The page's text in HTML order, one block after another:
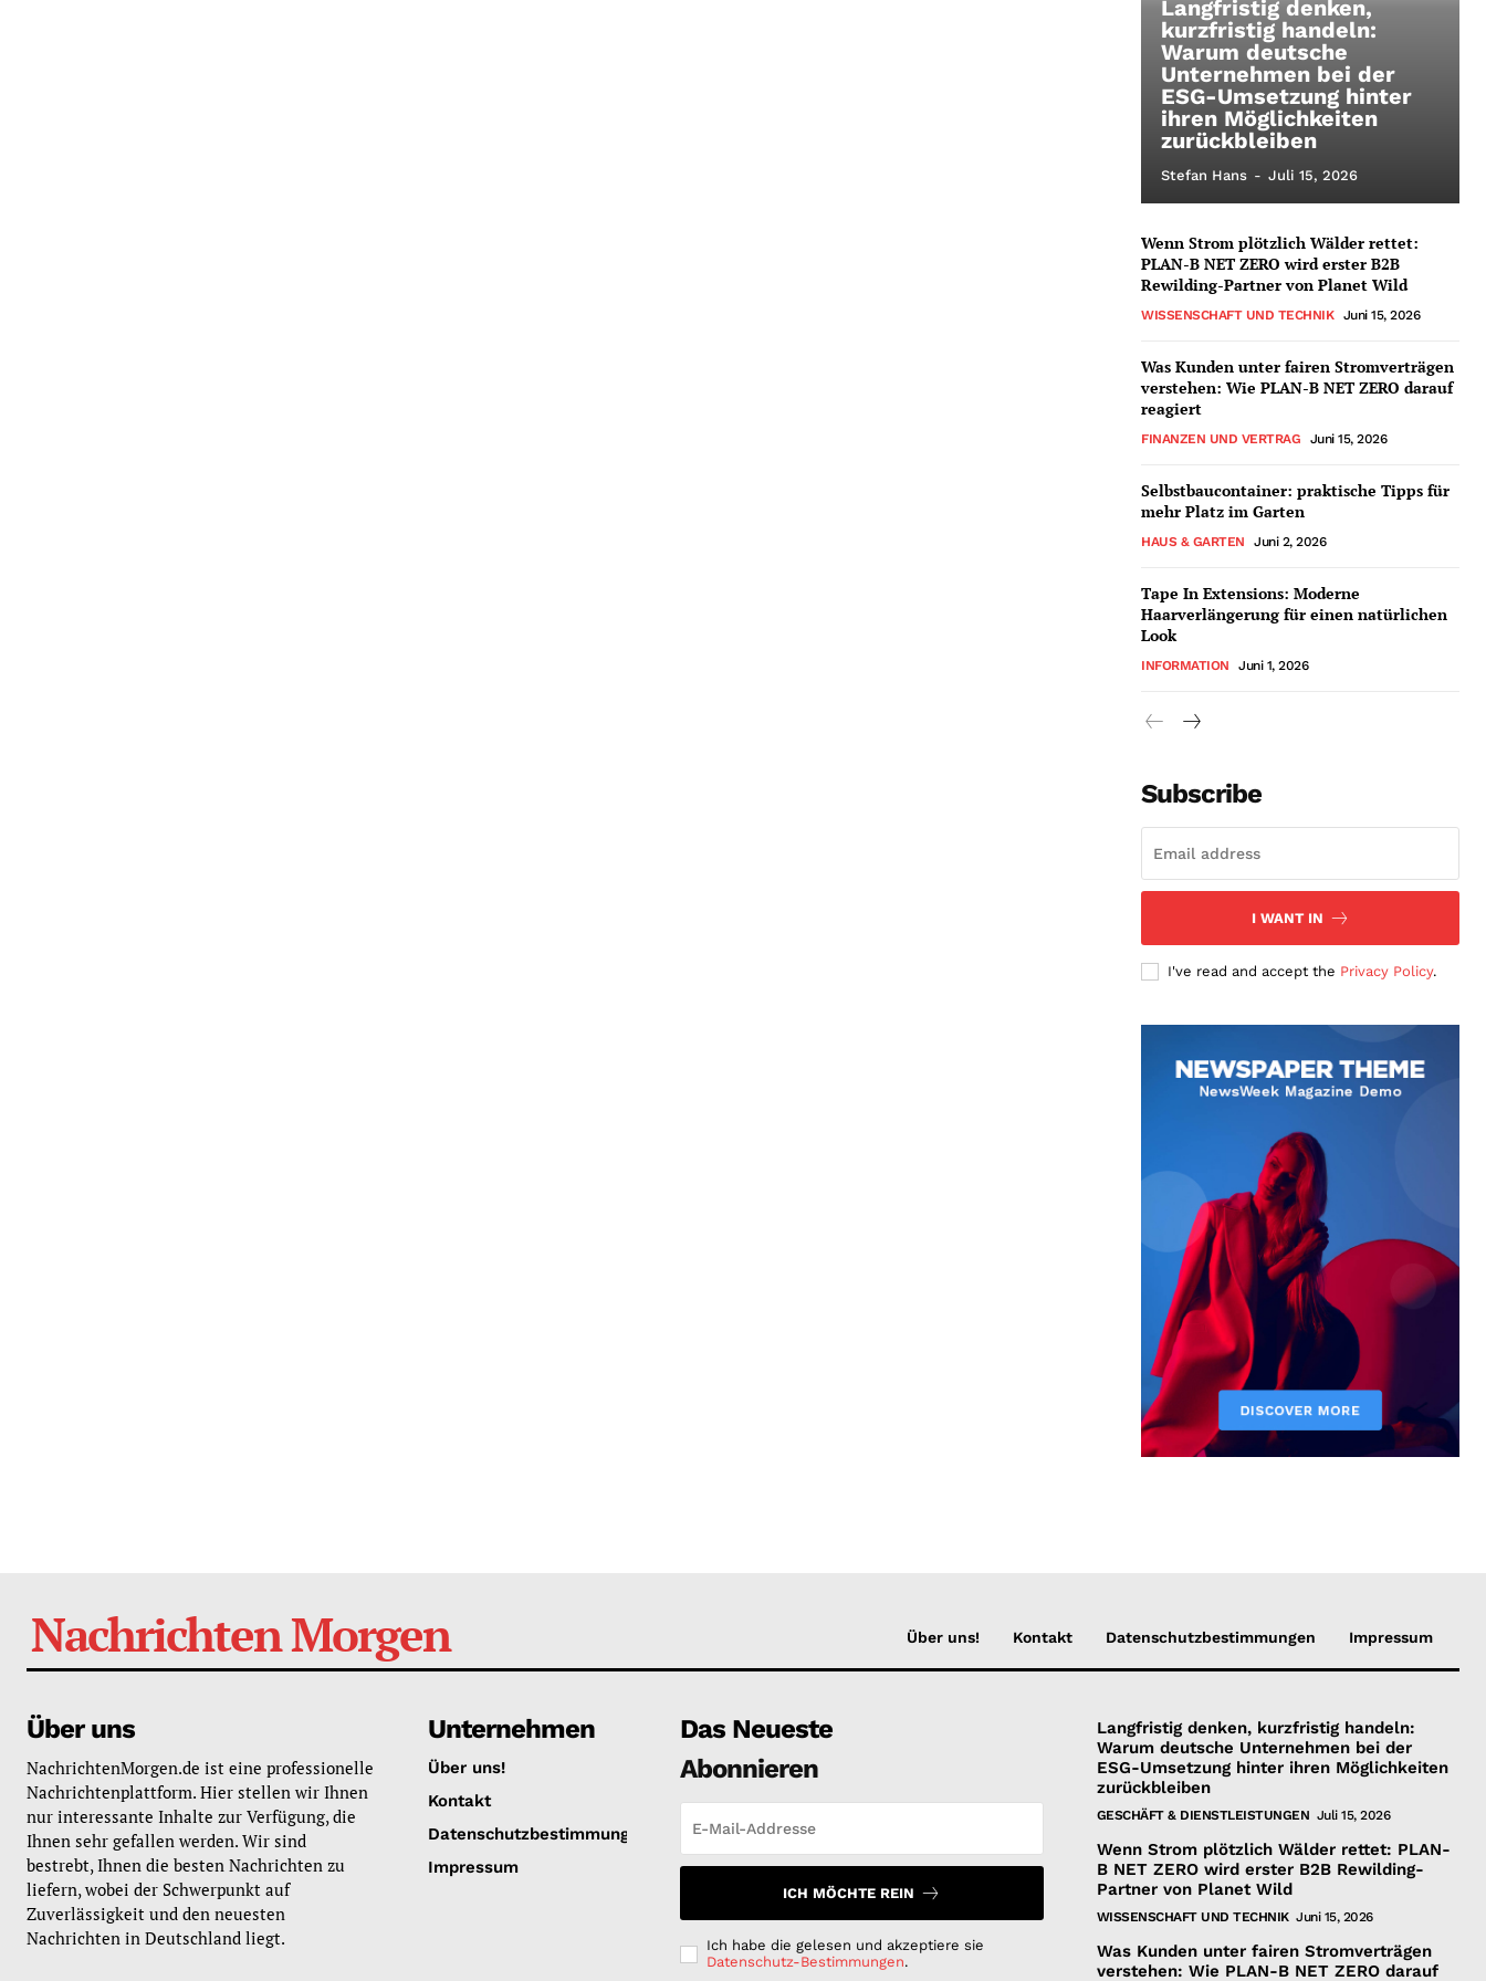
Langfristig denken,
kurzfristig handeln:
Warum deutsche
Unternehmen bei der
ESG-Umsetzung hinter
ihren Möglichkeiten
zurückbleiben
Stefan Hans - Juli 15, 2026
Wenn Strom plötzlich Wälder rettet:
PLAN-B NET ZERO wird erster B2B
Rewilding-Partner von Planet Wild
WISSENSCHAFT UND TECHNIK Juni 15, 2026
Was Kunden unter fairen Stromverträgen
verstehen: Wie PLAN-B NET ZERO darauf
reagiert
FINANZEN UND VERTRAG Juni 15, 2026
Selbstbaucontainer: praktische Tipps für
mehr Platz im Garten
HAUS & GARTEN Juni 2, 2026
Tape In Extensions: Moderne
Haarverlängerung für einen natürlichen
Look
INFORMATION Juni 1, 2026
Subscribe
I WANT IN
I've read and accept the Privacy Policy.
Nachrichten Morgen Über uns! Kontakt Datenschutzbestimmungen Impressum
Über uns
NachrichtenMorgen.de ist eine professionelle
Nachrichtenplattform. Hier stellen wir Ihnen
nur interessante Inhalte zur Verfügung, die
Ihnen sehr gefallen werden. Wir sind
bestrebt, Ihnen die besten Nachrichten zu
liefern, wobei der Schwerpunkt auf
Zuverlässigkeit und den neuesten
Nachrichten in Deutschland liegt.
Unternehmen
Über uns!
Kontakt
Datenschutzbestimmungen
Impressum
Das Neueste
Abonnieren
ICH MÖCHTE REIN
Ich habe die gelesen und akzeptiere sie
Datenschutz-Bestimmungen.
Langfristig denken, kurzfristig handeln:
Warum deutsche Unternehmen bei der
ESG-Umsetzung hinter ihren Möglichkeiten
zurückbleiben
GESCHÄFT & DIENSTLEISTUNGEN Juli 15, 2026
Wenn Strom plötzlich Wälder rettet: PLAN-
B NET ZERO wird erster B2B Rewilding-
Partner von Planet Wild
WISSENSCHAFT UND TECHNIK Juni 15, 2026
Was Kunden unter fairen Stromverträgen
verstehen: Wie PLAN-B NET ZERO darauf